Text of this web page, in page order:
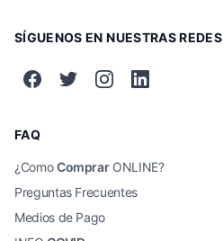
SÍGUENOS EN NUESTRAS REDES
FAQ
¿ComoComprarONLINE?
Preguntas Frecuentes
Medios de Pago